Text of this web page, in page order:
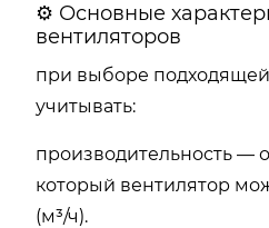
⚙ Основные
вентиляторов
при выборе
учитывать:
производительность —
который вентилятор
(м³/ч).